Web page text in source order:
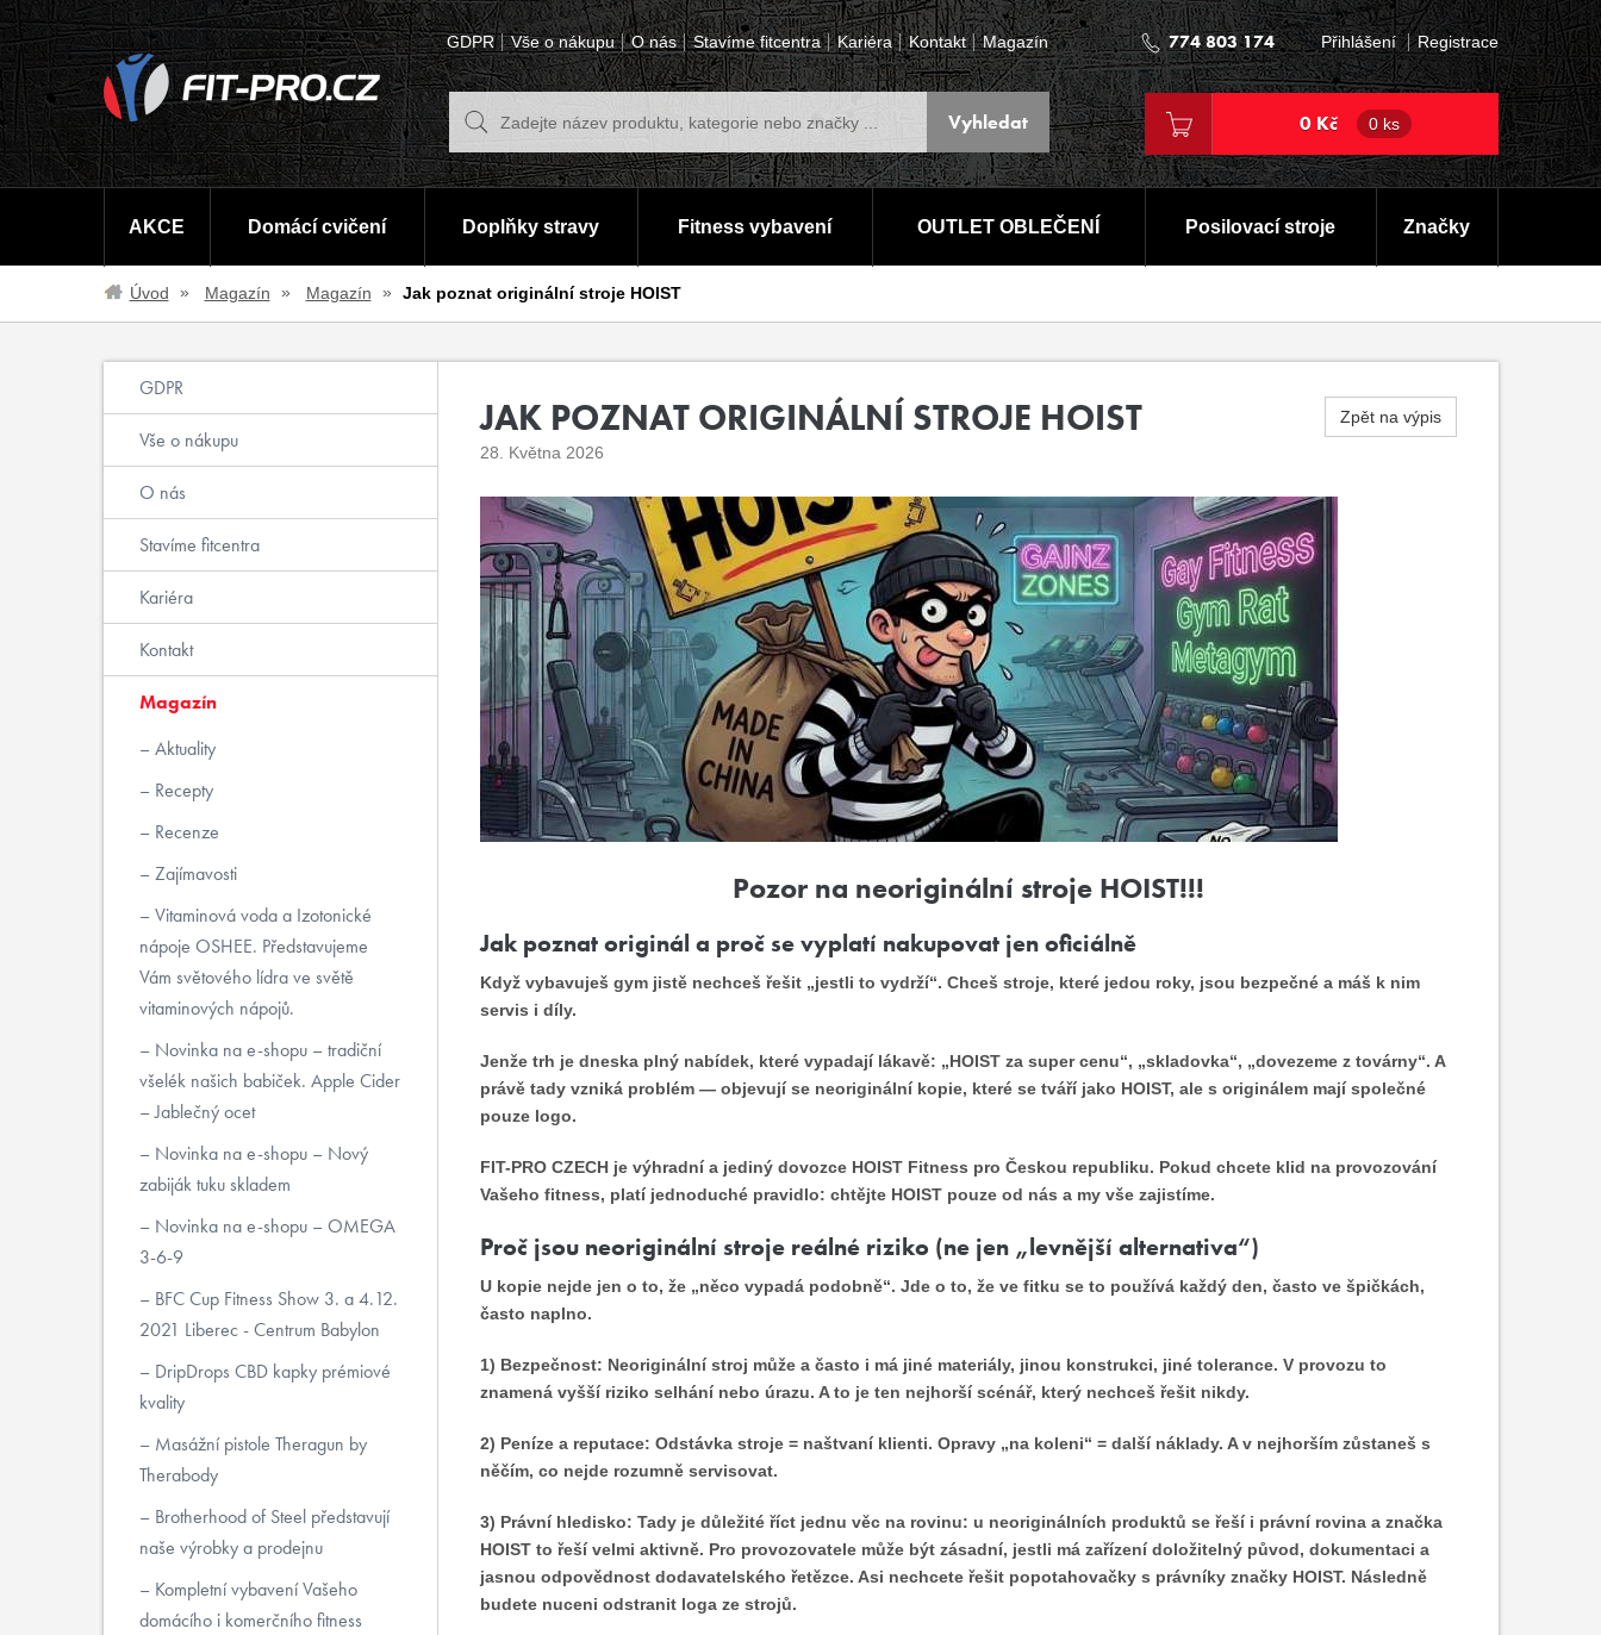
GDPR Vše o nákupu O nás Stavíme fitcentra Kariéra Kontakt Magazín 774 803 174 Přihlášení Registrace
0 Kč 0 ks
AKCE Domácí cvičení Doplňky stravy Fitness vybavení OUTLET OBLEČENÍ Posilovací stroje Značky
Úvod Magazín Magazín Jak poznat originální stroje HOIST
Zpět na výpis
JAK POZNAT ORIGINÁLNÍ STROJE HOIST
28. Května 2026
Pozor na neoriginální stroje HOIST!!!
Jak poznat originál a proč se vyplatí nakupovat jen oficiálně
Když vybavuješ gym jistě nechceš řešit „jestli to vydrží“. Chceš stroje, které jedou roky, jsou bezpečné a máš k nim
servis i díly.
Jenže trh je dneska plný nabídek, které vypadají lákavě: „HOIST za super cenu“, „skladovka“, „dovezeme z továrny“. A
právě tady vzniká problém — objevují se neoriginální kopie, které se tváří jako HOIST, ale s originálem mají společné
pouze logo.
FIT-PRO CZECH je výhradní a jediný dovozce HOIST Fitness pro Českou republiku. Pokud chcete klid na provozování
Vašeho fitness, platí jednoduché pravidlo: chtějte HOIST pouze od nás a my vše zajistíme.
Proč jsou neoriginální stroje reálné riziko (ne jen „levnější alternativa“)
U kopie nejde jen o to, že „něco vypadá podobně“. Jde o to, že ve fitku se to používá každý den, často ve špičkách,
často naplno.
1) Bezpečnost: Neoriginální stroj může a často i má jiné materiály, jinou konstrukci, jiné tolerance. V provozu to
znamená vyšší riziko selhání nebo úrazu. A to je ten nejhorší scénář, který nechceš řešit nikdy.
2) Peníze a reputace: Odstávka stroje = naštvaní klienti. Opravy „na koleni“ = další náklady. A v nejhorším zůstaneš s
něčím, co nejde rozumně servisovat.
3) Právní hledisko: Tady je důležité říct jednu věc na rovinu: u neoriginálních produktů se řeší i právní rovina a značka
HOIST to řeší velmi aktivně. Pro provozovatele může být zásadní, jestli má zařízení doložitelný původ, dokumentaci a
jasnou odpovědnost dodavatelského řetězce. Asi nechcete řešit popotahovačky s právníky značky HOIST. Následně
budete nuceni odstranit loga ze strojů.
GDPR
Vše o nákupu
O nás
Stavíme fitcentra
Kariéra
Kontakt
Magazín
Aktuality
Recepty
Recenze
Zajímavosti
Vitaminová voda a Izotonické
nápoje OSHEE. Představujeme
Vám světového lídra ve světě
vitaminových nápojů.
Novinka na e-shopu – tradiční
všelék našich babiček. Apple Cider
– Jablečný ocet
Novinka na e-shopu – Nový
zabiják tuku skladem
Novinka na e-shopu – OMEGA
3-6-9
BFC Cup Fitness Show 3. a 4.12.
2021 Liberec - Centrum Babylon
DripDrops CBD kapky prémiové
kvality
Masážní pistole Theragun by
Therabody
Brotherhood of Steel představují
naše výrobky a prodejnu
Kompletní vybavení Vašeho
domácího i komerčního fitness